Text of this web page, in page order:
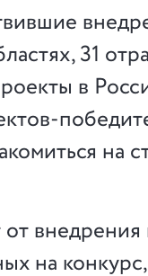
31
в
на
внедрения
на